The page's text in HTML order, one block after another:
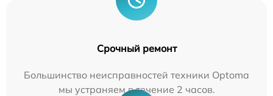
Срочный ремонт
Большинство неисправностей техники Optoma
мы устраняем в течение 2 часов.